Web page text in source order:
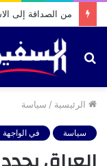
بحث
الرئيسية / سياسة
سياسة في الواجهة